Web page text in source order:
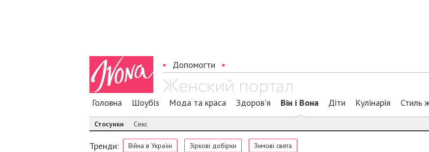
Допомогти
Головна Шоубіз Мода та краса Здоров'я Він і Вона Діти Кулінарія Стиль
Стосунки Секс
Тренди: Війна в Україні Зіркові добірки Зимові свята